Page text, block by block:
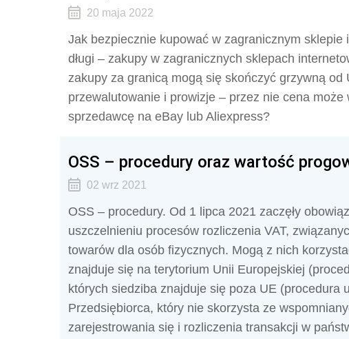
20 maja 2022
Jak bezpiecznie kupować w zagranicznym
długi – zakupy w zagranicznych sklepach
zakupy za granicą mogą się skończyć grzywną
przewalutowanie i prowizje – przez nie cena
sprzedawcę na eBay lub Aliexpress?
OSS – procedury oraz wartość
02 wrz 2021
OSS – procedury. Od 1 lipca 2021 zaczęły
uszczelnieniu procesów rozliczenia VAT,
towarów dla osób fizycznych. Mogą z nich
znajduje się na terytorium Unii Europejskiej
których siedziba znajduje się poza UE (procedura
Przedsiębiorca, który nie skorzysta ze
zarejestrowania się i rozliczenia transakcji w